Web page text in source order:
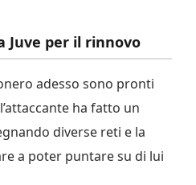
Juve per il rinnovo
adesso sono pronti
ha fatto un
diverse reti e la
a poter puntare su di lui